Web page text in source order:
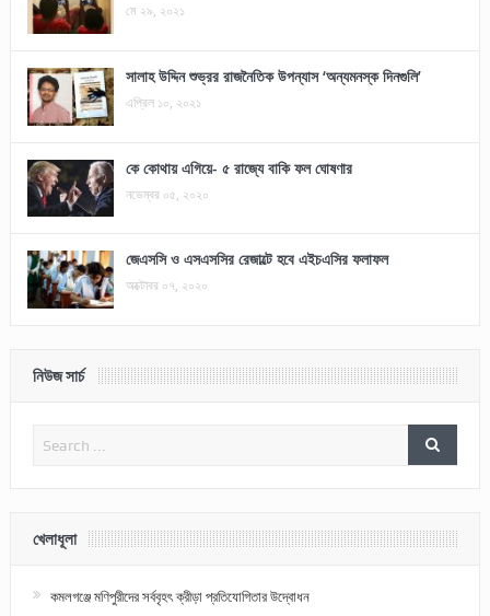
মে ২৯, ২০২১
সালাহ উদ্দিন শুভ্রর রাজনৈতিক উপন্যাস ‘অন্যমনস্ক দিনগুলি’
এপ্রিল ১০, ২০২১
কে কোথায় এগিয়ে- ৫ রাজ্যে বাকি ফল ঘোষণার
নভেম্বর ০৫, ২০২০
জেএসসি ও এসএসসির রেজাল্টে হবে এইচএসির ফলাফল
অক্টোবর ০৭, ২০২০
নিউজ সার্চ
খেলাধূলা
কমলগঞ্জে মণিপুরীদের সর্ববৃহৎ ক্রীড়া প্রতিযোগিতার উদ্বোধন